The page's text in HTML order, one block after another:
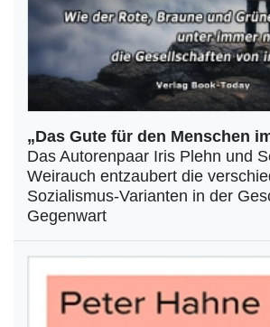
„Das Gute für den Menschen
Das Autorenpaar Iris Plehn und
Weirauch entzaubert die
Sozialismus-Varianten in der
Gegenwart